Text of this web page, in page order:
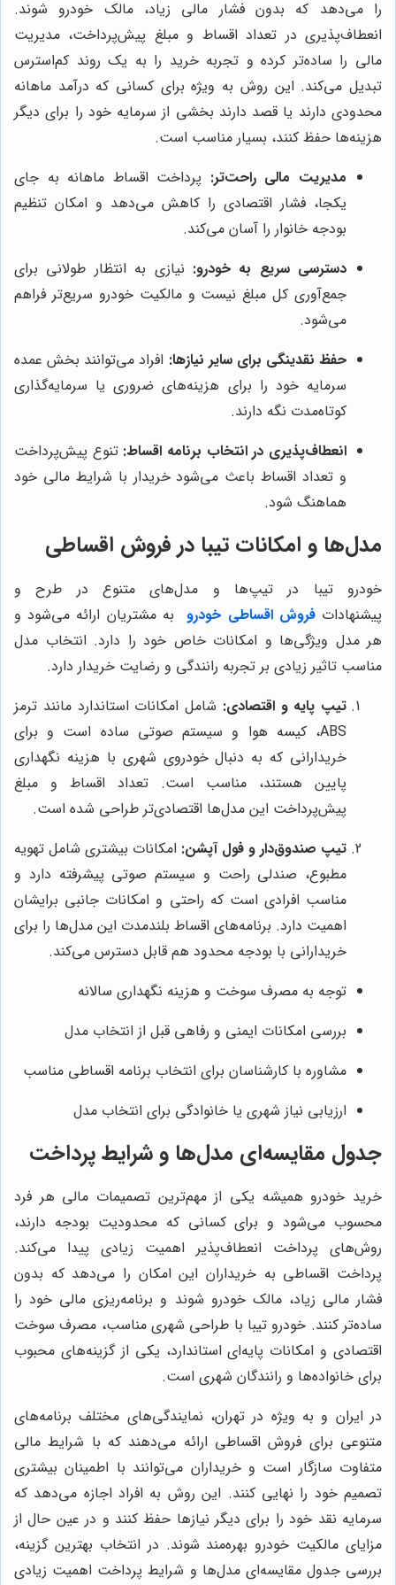
را می‌دهد که بدون فشار مالی زیاد، مالک خودرو شوند.
انعطاف‌پذیری در تعداد اقساط و مبلغ پیش‌پرداخت، مدیریت
مالی را ساده‌تر کرده و تجربه خرید را به یک روند کم‌استرس
تبدیل می‌کند. این روش به ویژه برای کسانی که درآمد ماهانه
محدودی دارند یا قصد دارند بخشی از سرمایه خود را برای دیگر
هزینه‌ها حفظ کنند، بسیار مناسب است.
مدیریت مالی راحت‌تر: پرداخت اقساط ماهانه به جای
یکجا، فشار اقتصادی را کاهش می‌دهد و امکان تنظیم
بودجه خانوار را آسان می‌کند.
دسترسی سریع به خودرو: نیازی به انتظار طولانی برای
جمع‌آوری کل مبلغ نیست و مالکیت خودرو سریع‌تر فراهم
می‌شود.
حفظ نقدینگی برای سایر نیازها: افراد می‌توانند بخش عمده
سرمایه خود را برای هزینه‌های ضروری یا سرمایه‌گذاری
کوتاه‌مدت نگه دارند.
انعطاف‌پذیری در انتخاب برنامه اقساط: تنوع پیش‌پرداخت
و تعداد اقساط باعث می‌شود خریدار با شرایط مالی خود
هماهنگ شود.
مدل‌ها و امکانات تیبا در فروش اقساطی
خودرو تیبا در تیپ‌ها و مدل‌های متنوع در طرح و
پیشنهاداتفروش اقساطی خودرو به مشتریان ارائه می‌شود و
هر مدل ویژگی‌ها و امکانات خاص خود را دارد. انتخاب مدل
مناسب تاثیر زیادی بر تجربه رانندگی و رضایت خریدار دارد.
تیپ پایه و اقتصادی: شامل امکانات استاندارد مانند ترمز
ABS، کیسه هوا و سیستم صوتی ساده است و برای
خریدارانی که به دنبال خودروی شهری با هزینه نگهداری
پایین هستند، مناسب است. تعداد اقساط و مبلغ
پیش‌پرداخت این مدل‌ها اقتصادی‌تر طراحی شده است.
تیپ صندوق‌دار و فول آپشن: امکانات بیشتری شامل تهویه
مطبوع، صندلی راحت و سیستم صوتی پیشرفته دارد و
مناسب افرادی است که راحتی و امکانات جانبی برایشان
اهمیت دارد. برنامه‌های اقساط بلندمدت این مدل‌ها را برای
خریدارانی با بودجه محدود هم قابل دسترس می‌کند.
توجه به مصرف سوخت و هزینه نگهداری سالانه
بررسی امکانات ایمنی و رفاهی قبل از انتخاب مدل
مشاوره با کارشناسان برای انتخاب برنامه اقساطی مناسب
ارزیابی نیاز شهری یا خانوادگی برای انتخاب مدل
جدول مقایسه‌ای مدل‌ها و شرایط پرداخت
خرید خودرو همیشه یکی از مهم‌ترین تصمیمات مالی هر فرد
محسوب می‌شود و برای کسانی که محدودیت بودجه دارند،
روش‌های پرداخت انعطاف‌پذیر اهمیت زیادی پیدا می‌کند.
پرداخت اقساطی به خریداران این امکان را می‌دهد که بدون
فشار مالی زیاد، مالک خودرو شوند و برنامه‌ریزی مالی خود را
ساده‌تر کنند. خودرو تیبا با طراحی شهری مناسب، مصرف سوخت
اقتصادی و امکانات پایه‌ای استاندارد، یکی از گزینه‌های محبوب
برای خانواده‌ها و رانندگان شهری است.
در ایران و به ویژه در تهران، نمایندگی‌های مختلف برنامه‌های
متنوعی برای فروش اقساطی ارائه می‌دهند که با شرایط مالی
متفاوت سازگار است و خریداران می‌توانند با اطمینان بیشتری
تصمیم خود را نهایی کنند. این روش به افراد اجازه می‌دهد که
سرمایه نقد خود را برای دیگر نیازها حفظ کنند و در عین حال از
مزایای مالکیت خودرو بهره‌مند شوند. در انتخاب بهترین گزینه،
بررسی جدول مقایسه‌ای مدل‌ها و شرایط پرداخت اهمیت زیادی